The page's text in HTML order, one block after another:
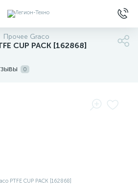
Прочее Graco
CUP PACK [162868]
0